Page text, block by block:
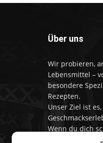
Über uns
Wir probieren,
Lebensmittel –
besondere
Rezepten.
Unser Ziel ist
Wenn du dich
etwas wirklich